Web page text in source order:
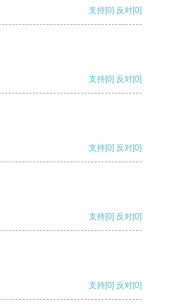
支持[0] 反对[0]
支持[0] 反对[0]
支持[0] 反对[0]
支持[0] 反对[0]
支持[0] 反对[0]